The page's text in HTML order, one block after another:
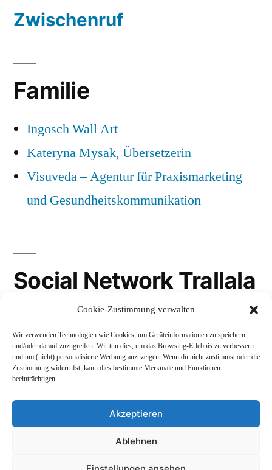
Cookie-Zustimmung verwalten
Wir verwenden Technologien wie Cookies, um Geräteinformationen zu speichern
und/oder darauf zuzugreifen. Wir tun dies, um das Browsing-Erlebnis zu verbessern
und um (nicht) personalisierte Werbung anzuzeigen. Wenn du nicht zustimmst oder die
Zustimmung widerrufst, kann dies bestimmte Merkmale und Funktionen
beeinträchtigen.
Akzeptieren
Ablehnen
Zwischenruf
Familie
Ingosch Wall Art
Kateryna Mysak, Übersetzerin
Visuveda – Agentur für Praxismarketing
und Gesundheitskommunikation
Social Network Trallala
LinkedIn
Mastodon
Stolz präsentiert von WordPress.